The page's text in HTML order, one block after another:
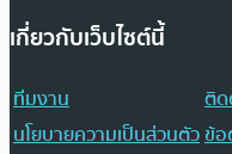
เกี่ยวกับเว็บไซต์นี้
ทีมงาน
ติด
นโยบายความเป็นส่วนตัวข้อ